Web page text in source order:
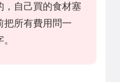
，自己買的食材塞
把所有費用問一